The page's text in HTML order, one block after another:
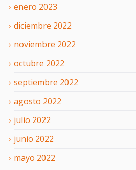
enero 2023
diciembre 2022
noviembre 2022
octubre 2022
septiembre 2022
agosto 2022
julio 2022
junio 2022
mayo 2022